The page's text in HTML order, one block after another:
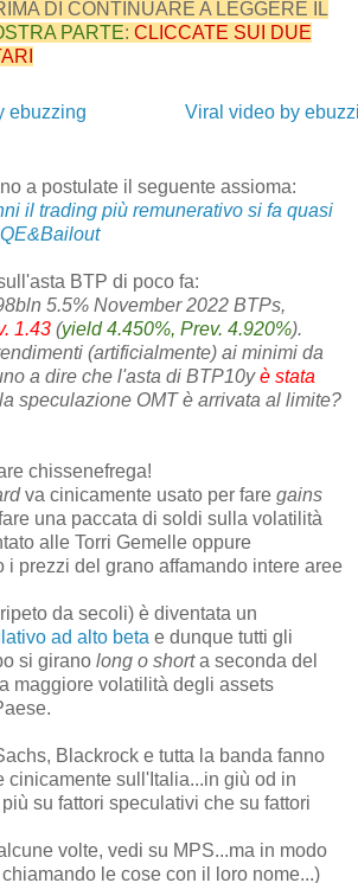
DI CONTINUARE A LEGGERE IL
PARTE: CLICCATE SUI DUE
ebuzzing Viral video by
a postulate il seguente assioma:
il trading più remunerativo si fa quasi
BTP di poco fa:
5.5% November 2022 BTPs,
1.43 (yield 4.450%, Prev. 4.920%).
(artificialmente) ai minimi da
a dire che l'asta di BTP10yè stata
speculazione OMT è arrivata al limite?
chissenefrega!
va cinicamente usato per fare gains
una paccata di soldi sulla volatilità
alle Torri Gemelle oppure
i prezzi del grano affamando intere aree
da secoli) è diventata un
ad alto beta e dunque tutti gli
si girano long o shorta seconda del
maggiore volatilità degli assets
Blackrock e tutta la banda fanno
cinicamente sull'Italia...in giù od in
su fattori speculativi che su fattori
volte, vedi su MPS...ma in modo
le cose con il loro nome...)